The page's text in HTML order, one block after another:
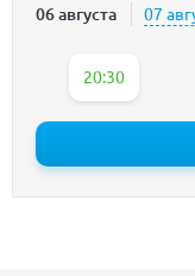
06 августа 07
20:30